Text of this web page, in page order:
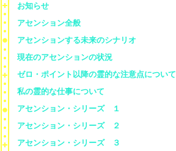
お知らせ
アセンション全般
アセンションする未来のシナリオ
現在のアセンションの状況
ゼロ・ポイント以降の霊的な注意点について
私の霊的な仕事について
アセンション・シリーズ １
アセンション・シリーズ ２
アセンション・シリーズ ３